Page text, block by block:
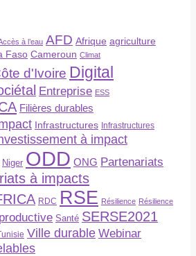
à l’eau AFD Afrique agriculture
Faso Cameroun Climat
d'Ivoire Digital
Entreprise ESS
Filières durables
Infrastructures Infrastructures
à impact
Niger ODD ONG Partenariats
à impacts
RDC RSE Résilience Résilience
Santé SERSE2021
Ville durable Webinar